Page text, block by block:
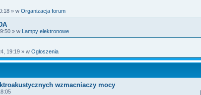
» w Organizacja forum
» w Lampy elektronowe
19:19 » w Ogłoszenia
wzmacniaczy mocy